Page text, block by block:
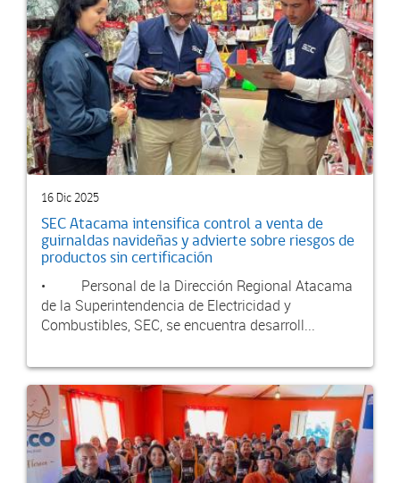
16 Dic 2025
SEC Atacama intensifica control a venta de
guirnaldas navideñas y advierte sobre riesgos de
productos sin certificación
• Personal de la Dirección Regional Atacama
de la Superintendencia de Electricidad y
Combustibles, SEC, se encuentra desarroll...